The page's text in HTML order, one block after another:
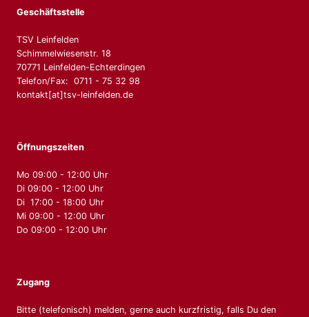
Geschäftsstelle
TSV Leinfelden
Schimmelwiesenstr. 18
70771 Leinfelden-Echterdingen
Telefon/Fax: 0711 - 75 32 98
kontakt[at]tsv-leinfelden.de
Öffnungszeiten
Mo 09:00 - 12:00 Uhr
Di 09:00 - 12:00 Uhr
Di 17:00 - 18:00 Uhr
Mi 09:00 - 12:00 Uhr
Do 09:00 - 12:00 Uhr
Zugang
Bitte (telefonisch) melden, gerne auch kurzfristig, falls Du den